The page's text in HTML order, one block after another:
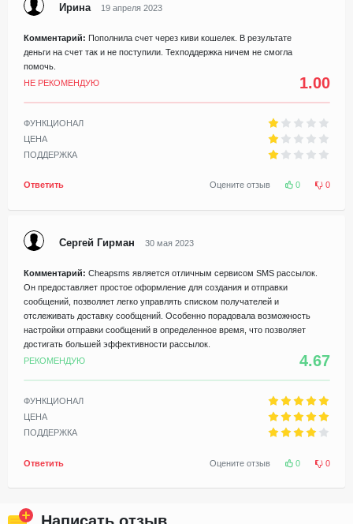
Ирина 19 апреля 2023
Комментарий: Пополнила счет через киви кошелек. В результате
деньги на счет так и не поступили. Техподдержка ничем не смогла
помочь.
НЕ РЕКОМЕНДУЮ
1.00
ФУНКЦИОНАЛ
ЦЕНА
ПОДДЕРЖКА
Ответить Оцените отзыв 0 0
Сергей Гирман 30 мая 2023
Комментарий: Cheapsms является отличным сервисом SMS рассылок.
Он предоставляет простое оформление для создания и отправки
сообщений, позволяет легко управлять списком получателей и
отслеживать доставку сообщений. Особенно порадовала возможность
настройки отправки сообщений в определенное время, что позволяет
достигать большей эффективности рассылок.
РЕКОМЕНДУЮ
4.67
ФУНКЦИОНАЛ
ЦЕНА
ПОДДЕРЖКА
Ответить Оцените отзыв 0 0